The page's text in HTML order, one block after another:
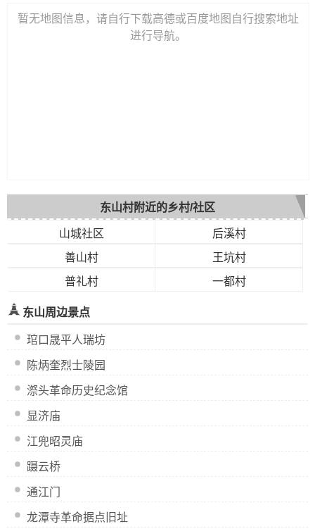
暂无地图信息，请自行下载高德或百度地图自行搜索地址
进行导航。
东山村附近的乡村/社区
山城社区
后溪村
善山村
王坑村
普礼村
一都村
东山周边景点
琯口晟平人瑞坊
陈炳奎烈士陵园
漈头革命历史纪念馆
显济庙
江兜昭灵庙
蹑云桥
通江门
龙潭寺革命据点旧址